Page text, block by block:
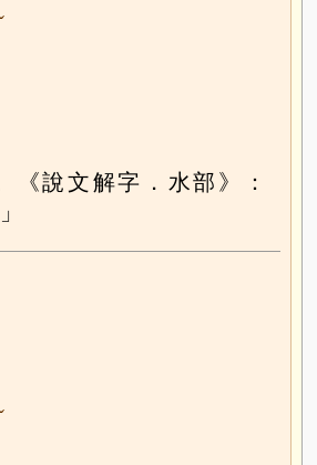
《說文解字．水部》：